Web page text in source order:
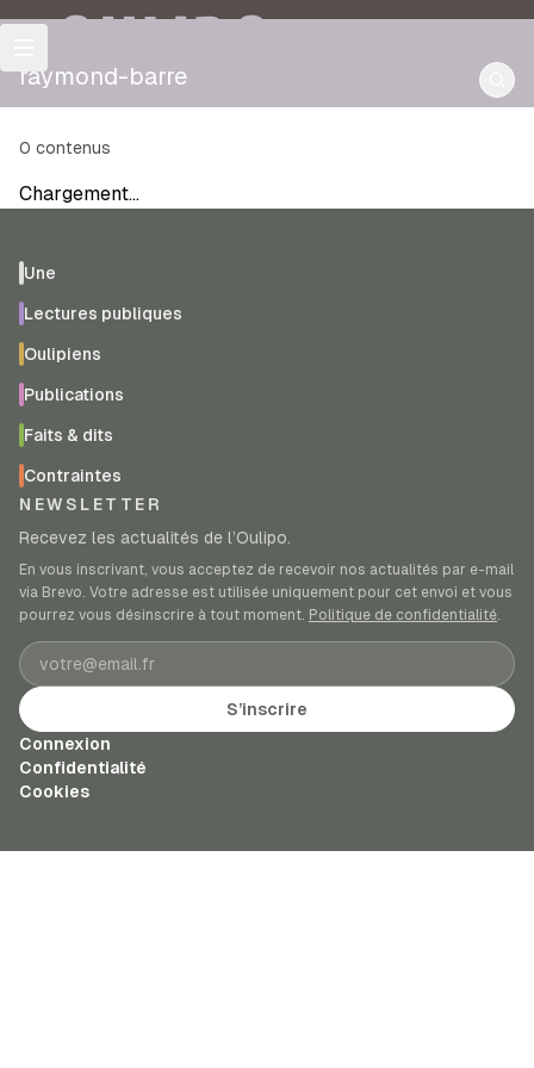
OULIPO
raymond-barre
0 contenus
Chargement…
Une
Lectures publiques
Oulipiens
Publications
Faits & dits
Contraintes
NEWSLETTER
Recevez les actualités de l’Oulipo.
En vous inscrivant, vous acceptez de recevoir nos actualités par e-mail
via Brevo. Votre adresse est utilisée uniquement pour cet envoi et vous
pourrez vous désinscrire à tout moment. Politique de confidentialité.
Adresse e-mail
S’inscrire
Connexion
Confidentialité
Cookies